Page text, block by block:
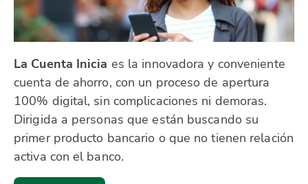
La Cuenta Inicia es la innovadora y conveniente
cuenta de ahorro, con un proceso de apertura
100% digital, sin complicaciones ni demoras.
Dirigida a personas que están buscando su
primer producto bancario o que no tienen relación
activa con el banco.